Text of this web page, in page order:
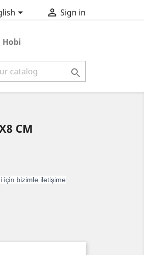
  Sign in
Hobi

CM
için bizimle iletişime